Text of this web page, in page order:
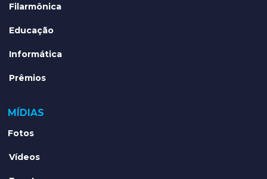
Filarmônica
Educação
Informática
Prêmios
MÍDIAS
Fotos
Vídeos